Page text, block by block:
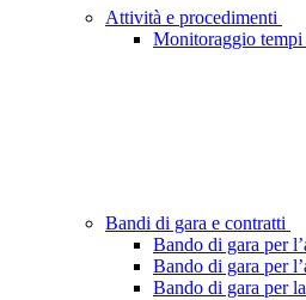
Attività e procedimenti
Monitoraggio
Bandi di gara e contratti
Bando di gara per
Bando di gara per
Bando di gara per